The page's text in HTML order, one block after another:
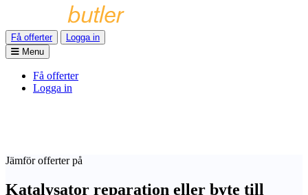
Få offerter
Logga in
Menu
Få offerter
Logga in
Jämför offerter på
Katalysator reparation eller byte till